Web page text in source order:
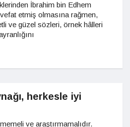
İbrahim bin Edhem
etmiş olmasına rağmen,
ve güzel sözleri, örnek hâlleri
herkesle iyi
ve araştırmamalıdır.